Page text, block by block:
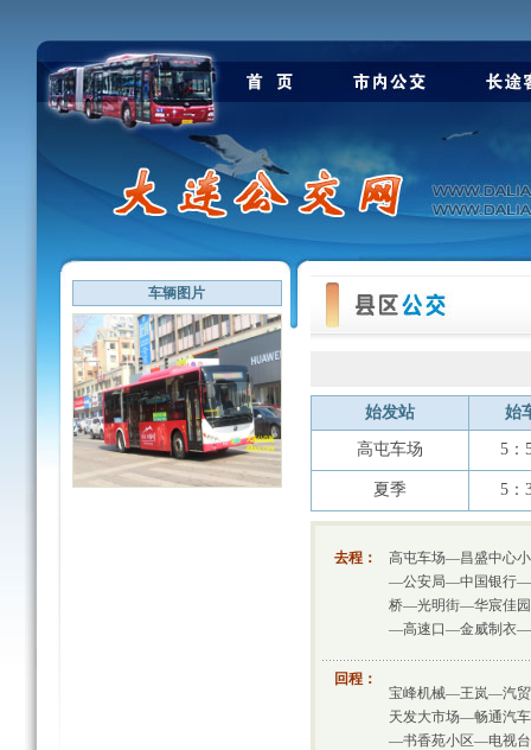
车辆图片
始发站 始
高屯车场 5：
夏季 5：
去程：
高屯车场—昌盛中心
—公安局—中国银行—
桥—光明街—华宸佳
—高速口—金威制衣
回程：
宝峰机械—王岚—汽
天发大市场—畅通汽
—书香苑小区—电视